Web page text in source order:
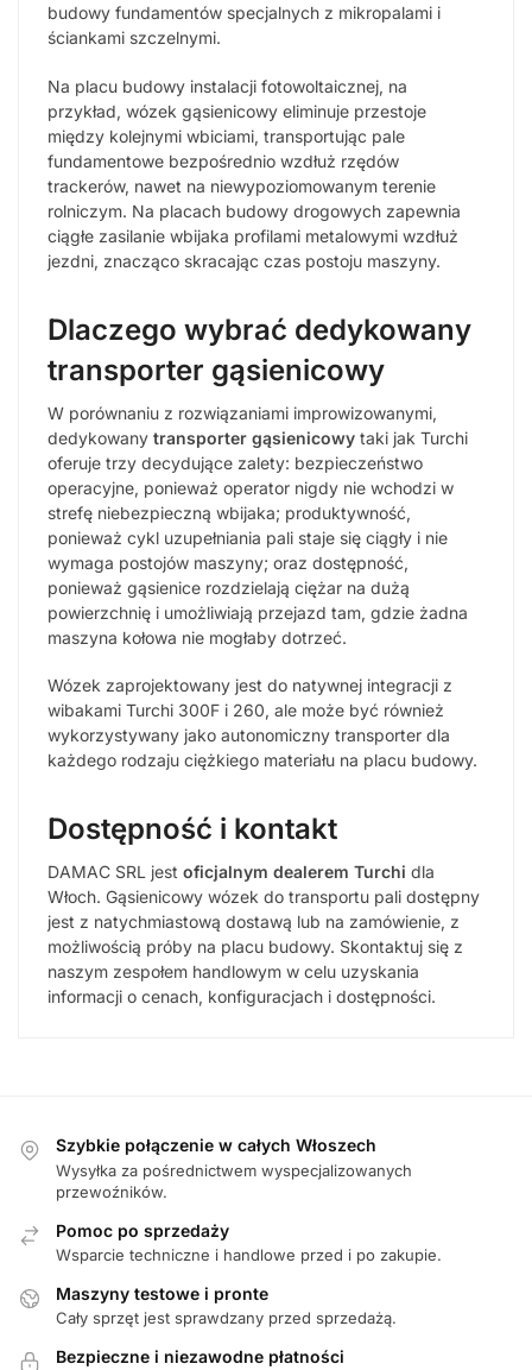
budowy fundamentów specjalnych z mikropalami i
ściankami szczelnymi.
Na placu budowy instalacji fotowoltaicznej, na
przykład, wózek gąsienicowy eliminuje przestoje
między kolejnymi wbiciami, transportując pale
fundamentowe bezpośrednio wzdłuż rzędów
trackerów, nawet na niewypoziomowanym terenie
rolniczym. Na placach budowy drogowych zapewnia
ciągłe zasilanie wbijaka profilami metalowymi wzdłuż
jezdni, znacząco skracając czas postoju maszyny.
Dlaczego wybrać dedykowany
transporter gąsienicowy
W porównaniu z rozwiązaniami improwizowanymi,
dedykowany transporter gąsienicowy taki jak Turchi
oferuje trzy decydujące zalety: bezpieczeństwo
operacyjne, ponieważ operator nigdy nie wchodzi w
strefę niebezpieczną wbijaka; produktywność,
ponieważ cykl uzupełniania pali staje się ciągły i nie
wymaga postojów maszyny; oraz dostępność,
ponieważ gąsienice rozdzielają ciężar na dużą
powierzchnię i umożliwiają przejazd tam, gdzie żadna
maszyna kołowa nie mogłaby dotrzeć.
Wózek zaprojektowany jest do natywnej integracji z
wibakami Turchi 300F i 260, ale może być również
wykorzystywany jako autonomiczny transporter dla
każdego rodzaju ciężkiego materiału na placu budowy.
Dostępność i kontakt
DAMAC SRL jest oficjalnym dealerem Turchi dla
Włoch. Gąsienicowy wózek do transportu pali dostępny
jest z natychmiastową dostawą lub na zamówienie, z
możliwością próby na placu budowy. Skontaktuj się z
naszym zespołem handlowym w celu uzyskania
informacji o cenach, konfiguracjach i dostępności.
Szybkie połączenie w całych Włoszech
Wysyłka za pośrednictwem wyspecjalizowanych
przewoźników.
Pomoc po sprzedaży
Wsparcie techniczne i handlowe przed i po zakupie.
Maszyny testowe i pronte
Cały sprzęt jest sprawdzany przed sprzedażą.
Bezpieczne i niezawodne płatności